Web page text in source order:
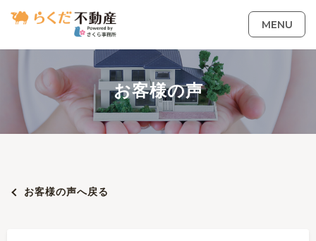
MENU
お客様の声
お客様の声へ戻る